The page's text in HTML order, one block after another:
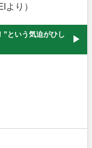
り）
”という気迫がひし